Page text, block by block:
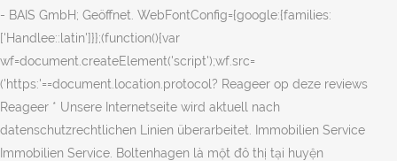
- BAIS GmbH; Geöffnet. WebFontConfig={google:{families:
['Handlee::latin']}};(function(){var
wf=document.createElement('script');wf.src=
('https:'==document.location.protocol? Reageer op deze reviews
Reageer * Unsere Internetseite wird aktuell nach
datenschutzrechtlichen Linien überarbeitet. Immobilien Service
Immobilien Service. Boltenhagen là một đô thị tại huyện